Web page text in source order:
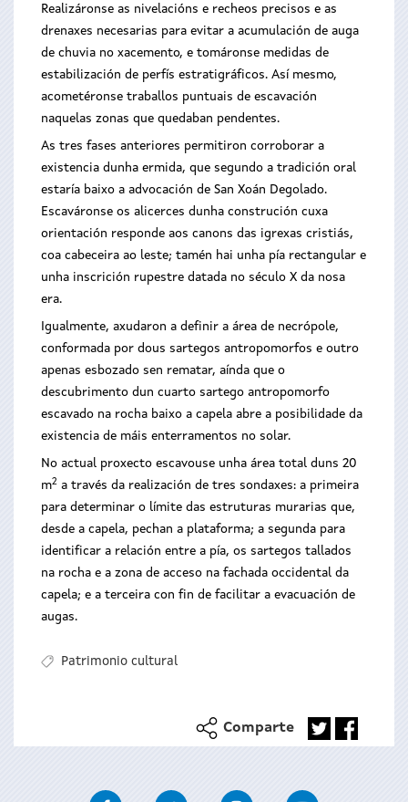
Realizáronse as nivelacións e recheos precisos e as
drenaxes necesarias para evitar a acumulación de auga
de chuvia no xacemento, e tomáronse medidas de
estabilización de perfís estratigráficos. Así mesmo,
acometéronse traballos puntuais de escavación
naquelas zonas que quedaban pendentes.
As tres fases anteriores permitiron corroborar a
existencia dunha ermida, que segundo a tradición oral
estaría baixo a advocación de San Xoán Degolado.
Escaváronse os alicerces dunha construción cuxa
orientación responde aos canons das igrexas cristiás,
coa cabeceira ao leste; tamén hai unha pía rectangular e
unha inscrición rupestre datada no século X da nosa
era.
Igualmente, axudaron a definir a área de necrópole,
conformada por dous sartegos antropomorfos e outro
apenas esbozado sen rematar, aínda que o
descubrimento dun cuarto sartego antropomorfo
escavado na rocha baixo a capela abre a posibilidade da
existencia de máis enterramentos no solar.
No actual proxecto escavouse unha área total duns 20
m2 a través da realización de tres sondaxes: a primeira
para determinar o límite das estruturas murarias que,
desde a capela, pechan a plataforma; a segunda para
identificar a relación entre a pía, os sartegos tallados
na rocha e a zona de acceso na fachada occidental da
capela; e a terceira con fin de facilitar a evacuación de
augas.
Patrimonio cultural
Comparte